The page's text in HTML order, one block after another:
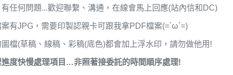
任何問題...歡迎聯繫、溝通，在線會馬上回應(站內信和DC)
有JPG，需要印製認親卡可跟我拿PDF檔案(=´ω`=)
檔(草稿、線稿、彩稿(底色)都會加上浮水印，請勿做他用!
度快慢處理項目…非照著接委託的時間順序處理!